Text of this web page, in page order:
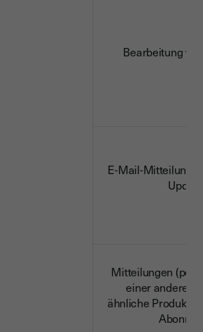
Bearbeitung
E-Mail-
Mitteilungen (per
einer anderen
ähnliche Produkte